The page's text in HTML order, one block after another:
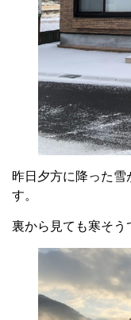
昨日夕方に降った
す。
裏から見ても寒そう